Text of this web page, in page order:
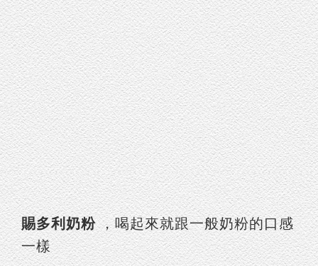
賜多利奶粉，喝起來就跟一般奶粉的口感
一樣